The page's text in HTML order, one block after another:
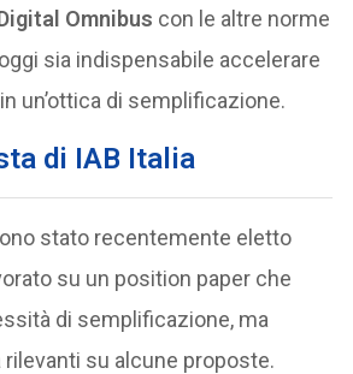
Omnibus con le altre norme
sia indispensabile accelerare
un’ottica di semplificazione.
di IAB Italia
stato recentemente eletto
su un position paper che
di semplificazione, ma
su alcune proposte.